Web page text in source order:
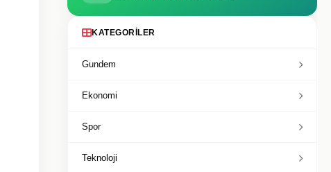
KATEGORILER
Gundem
Ekonomi
Spor
Teknoloji